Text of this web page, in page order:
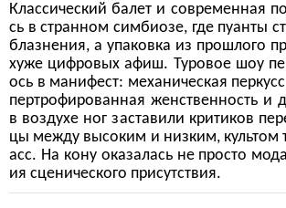
Классический балет и современная
сь в странном симбиозе, где пуанты
блазнения, а упаковка из прошлого
хуже цифровых афиш. Туровое шоу
ось в манифест: механическая
пертрофированная женственность и
в воздухе ног заставили критиков
цы между высоким и низким, культом
асс. На кону оказалась не просто
ия сценического присутствия.